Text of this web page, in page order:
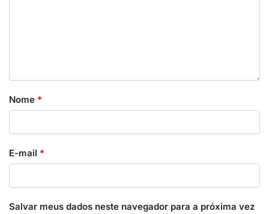
Nome *
E-mail *
Salvar meus dados neste navegador para a próxima vez